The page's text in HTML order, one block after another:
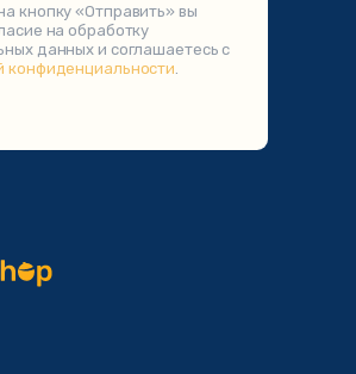
кнопку «Отправить» вы
на обработку
данных и соглашаетесь с
конфиденциальности